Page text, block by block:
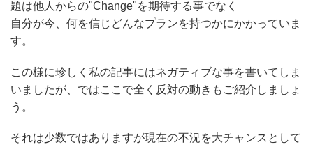
題は他人からの"Change"を期待する事でなく
自分が今、何を信じどんなプランを持つかにかかっていま
す。
この様に珍しく私の記事にはネガティブな事を書いてしま
いましたが、ではここで全く反対の動きもご紹介しましょ
う。
それは少数ではありますが現在の不況を大チャンスとして